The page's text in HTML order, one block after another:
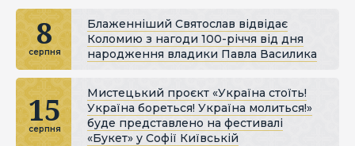
8
серпня
Блаженніший Святослав відвідає
Коломию з нагоди 100-річчя від дня
народження владики Павла Василика
15
серпня
Мистецький проєкт «Україна стоїть!
Україна бореться! Україна молиться!»
буде представлено на фестивалі
«Букет» у Софії Київській